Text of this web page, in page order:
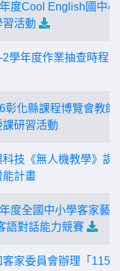
度Cool English國中
習活動
2學年度作業抽查時程表
彰化縣課程博覽會教師
課研習活動
科技《無人機教學》課
能計畫
度全國中小學客家藝
語對話能力競賽
客家委員會辦理「115